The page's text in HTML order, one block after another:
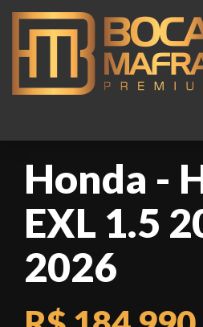
Honda -
EXL 1.5
2026